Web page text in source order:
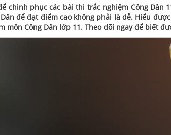
chinh phục các bài thi trắc nghiệm Công
để đạt điểm cao không phải là dễ. Hiểu
môn Công Dân lớp 11. Theo dõi ngay để biết